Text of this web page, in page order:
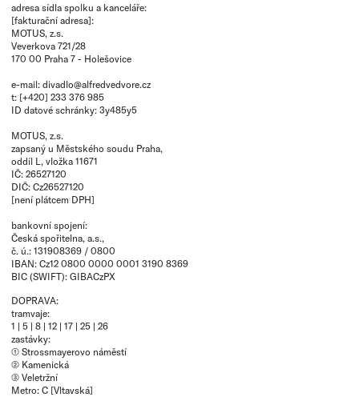
adresa sídla spolku a kanceláře:
[fakturační adresa]:
MOTUS, z.s.
Veverkova 721/28
170 00 Praha 7 - Holešovice
e-mail: divadlo@alfredvedvore.cz
t: [+420] 233 376 985
ID datové schránky: 3y485y5
MOTUS, z.s.
zapsaný u Městského soudu Praha,
oddíl L, vložka 11671
IČ: 26527120
DIČ: Cz26527120
[není plátcem DPH]
bankovní spojení:
Česká spořitelna, a.s.,
č. ú.: 131908369 / 0800
IBAN: Cz12 0800 0000 0001 3190 8369
BIC (SWIFT): GIBACzPX
DOPRAVA:
tramvaje:
1 | 5 | 8 | 12 | 17 | 25 | 26
zastávky:
① Strossmayerovo náměstí
② Kamenická
③ Veletržní
Metro: C [Vltavská]